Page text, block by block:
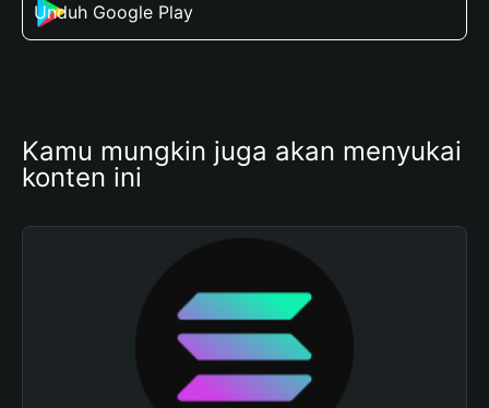
Unduh Google Play
Kamu mungkin juga akan menyukai
konten ini